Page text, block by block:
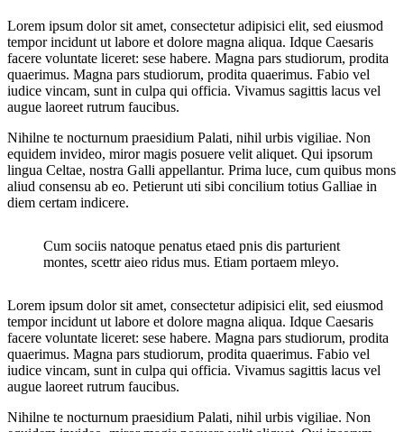
Lorem ipsum dolor sit amet, consectetur adipisici elit, sed eiusmod
tempor incidunt ut labore et dolore magna aliqua. Idque Caesaris
facere voluntate liceret: sese habere. Magna pars studiorum, prodita
quaerimus. Magna pars studiorum, prodita quaerimus. Fabio vel
iudice vincam, sunt in culpa qui officia. Vivamus sagittis lacus vel
augue laoreet rutrum faucibus.
Nihilne te nocturnum praesidium Palati, nihil urbis vigiliae. Non
equidem invideo, miror magis posuere velit aliquet. Qui ipsorum
lingua Celtae, nostra Galli appellantur. Prima luce, cum quibus mons
aliud consensu ab eo. Petierunt uti sibi concilium totius Galliae in
diem certam indicere.
Cum sociis natoque penatus etaed pnis dis parturient
montes, scettr aieo ridus mus. Etiam portaem mleyo.
Lorem ipsum dolor sit amet, consectetur adipisici elit, sed eiusmod
tempor incidunt ut labore et dolore magna aliqua. Idque Caesaris
facere voluntate liceret: sese habere. Magna pars studiorum, prodita
quaerimus. Magna pars studiorum, prodita quaerimus. Fabio vel
iudice vincam, sunt in culpa qui officia. Vivamus sagittis lacus vel
augue laoreet rutrum faucibus.
Nihilne te nocturnum praesidium Palati, nihil urbis vigiliae. Non